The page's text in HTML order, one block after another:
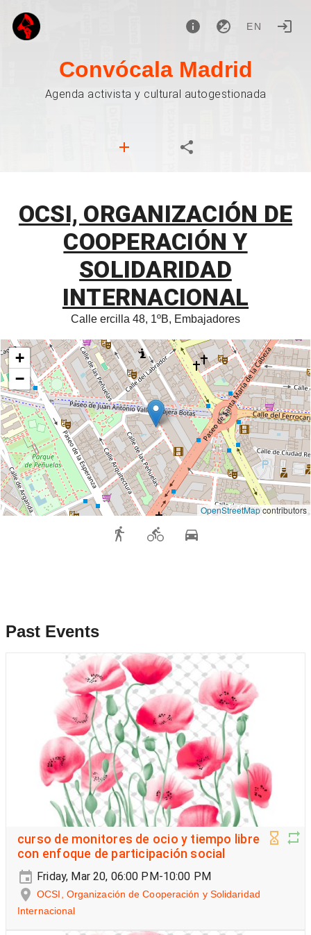
EN
Convócala Madrid
Agenda activista y cultural autogestionada
OCSI, ORGANIZACIÓN DE
COOPERACIÓN Y
SOLIDARIDAD
INTERNACIONAL
Calle ercilla 48, 1ºB, Embajadores
+
−
OpenStreetMapcontributors
Past Events
curso de monitores de ocio y tiempo libre
con enfoque de participación social
Friday, Mar 20, 06:00 PM-10:00 PM
OCSI, Organización de Cooperación y Solidaridad
Internacional